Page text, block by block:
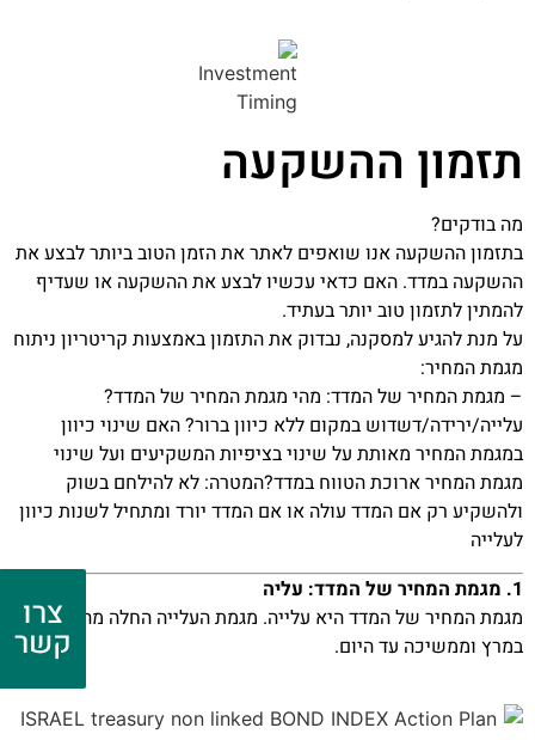
תזמון ההשקעה
מה בודקים?
בתזמון ההשקעה אנו שואפים לאתר את הזמן הטוב ביותר לבצע את
ההשקעה במדד. האם כדאי עכשיו לבצע את ההשקעה או שעדיף
להמתין לתזמון טוב יותר בעתיד.
על מנת להגיע למסקנה, נבדוק את התזמון באמצעות קריטריון ניתוח
מגמת המחיר:
– מגמת המחיר של המדד: מהי מגמת המחיר של המדד?
עלייה/ירידה/דשדוש במקום ללא כיוון ברור? האם שינוי כיוון
במגמת המחיר מאותת על שינוי בציפיות המשקיעים ועל שינוי
מגמת המחיר ארוכת הטווח במדד?המטרה: לא להילחם בשוק
ולהשקיע רק אם המדד עולה או אם המדד יורד ומתחיל לשנות כיוון
לעלייה
1. מגמת המחיר של המדד: עליה
מגמת המחיר של המדד היא עלייה. מגמת העלייה החלה מה- 22
במרץ וממשיכה עד היום.
צרו
קשר